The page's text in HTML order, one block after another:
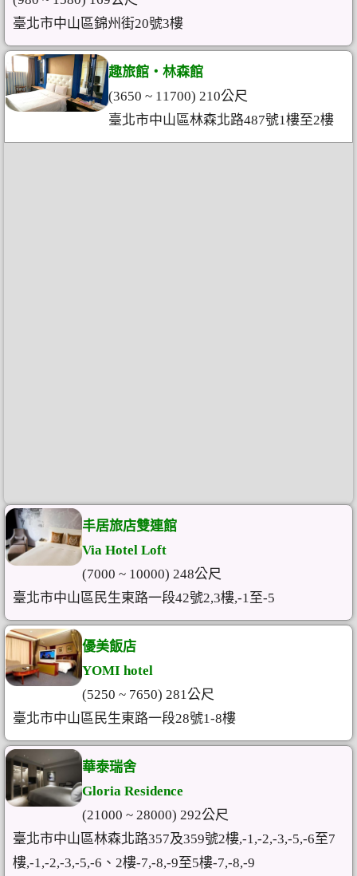
臺北市中山區錦州街20號3樓
趣旅館‧林森館
(3650 ~ 11700) 210公尺
臺北市中山區林森北路487號1樓至2樓
丰居旅店雙連館
Via Hotel Loft
(7000 ~ 10000) 248公尺
臺北市中山區民生東路一段42號2,3樓,-1至-5
優美飯店
YOMI hotel
(5250 ~ 7650) 281公尺
臺北市中山區民生東路一段28號1-8樓
華泰瑞舍
Gloria Residence
(21000 ~ 28000) 292公尺
臺北市中山區林森北路357及359號2樓,-1,-2,-3,-5,-6至7
樓,-1,-2,-3,-5,-6、2樓-7,-8,-9至5樓-7,-8,-9